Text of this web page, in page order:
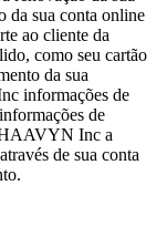
da sua conta online
ao cliente da
como seu cartão
da sua
informações de
de
HAAVYN Inc a
de sua conta